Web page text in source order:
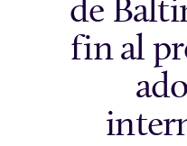
de
fin al